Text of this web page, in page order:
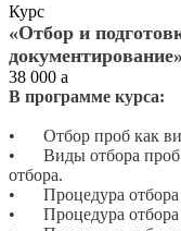
Курс
«Отбор и
документирование»
38 000 a
В программе курса:
•
Отбор проб как
•
Виды отбора проб
отбора.
•
Процедура
•
Процедура